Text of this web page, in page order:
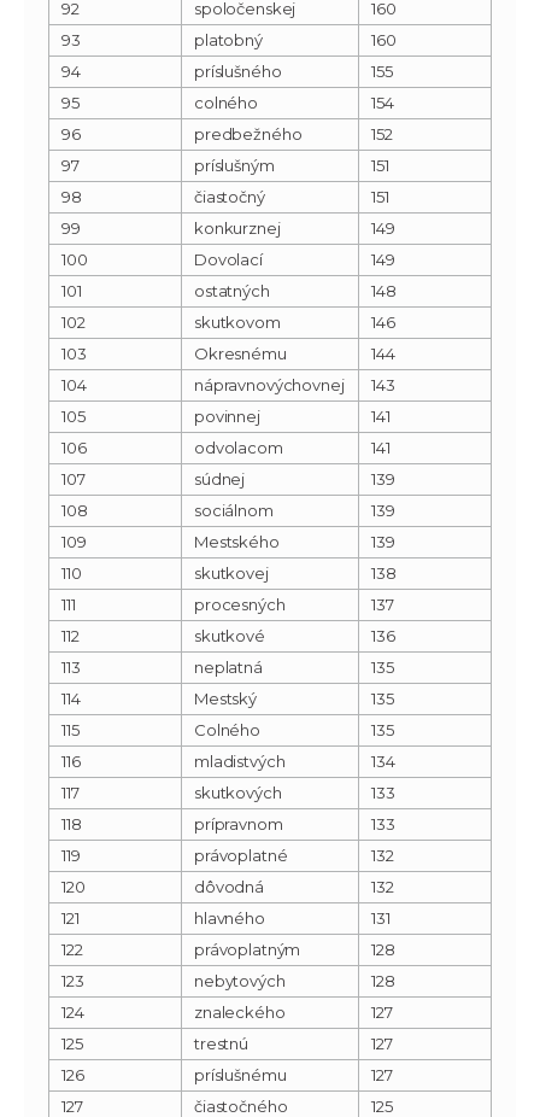
92 spoločenskej
160
93
platobný
160
94
príslušného
155
95
colného
154
96
predbežného
152
97
príslušným
151
98
čiastočný
151
99
konkurznej
149
100
Dovolací
149
101
ostatných
148
102
skutkovom
146
103
Okresnému
144
104
nápravnovýchovnej
143
105
povinnej
141
106
odvolacom
141
107
súdnej
139
108
sociálnom
139
109
Mestského
139
110
skutkovej
138
111
procesných
137
112
skutkové
136
113
neplatná
135
114
Mestský
135
115
Colného
135
116
mladistvých
134
117
skutkových
133
118
prípravnom
133
119
právoplatné
132
120
dôvodná
132
121
hlavného
131
122
právoplatným
128
123
nebytových
128
124
znaleckého
127
125
trestnú
127
126
príslušnému
127
127
čiastočného
125